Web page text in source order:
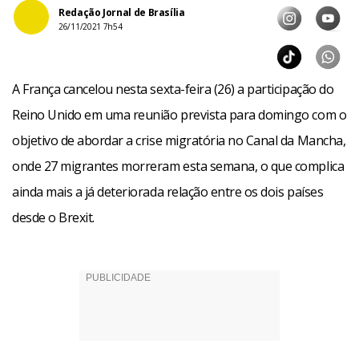
Redação Jornal de Brasília
26/11/2021 7h54
A França cancelou nesta sexta-feira (26) a participação do
Reino Unido em uma reunião prevista para domingo com o
objetivo de abordar a crise migratória no Canal da Mancha,
onde 27 migrantes morreram esta semana, o que complica
ainda mais a já deteriorada relação entre os dois países
desde o Brexit.